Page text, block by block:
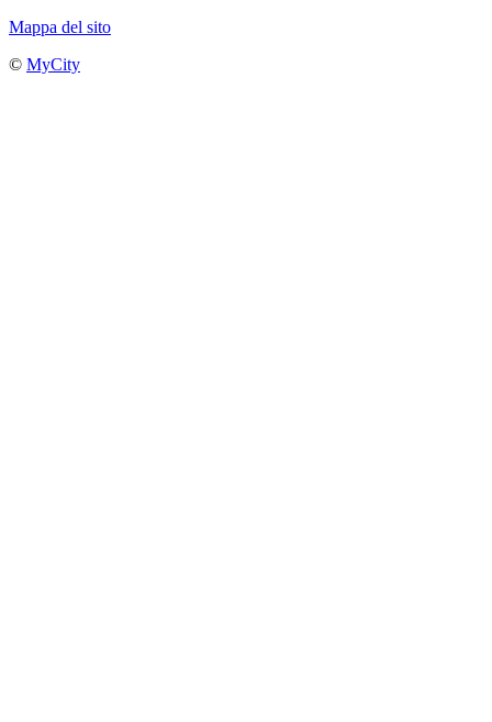
Mappa del sito
© MyCity